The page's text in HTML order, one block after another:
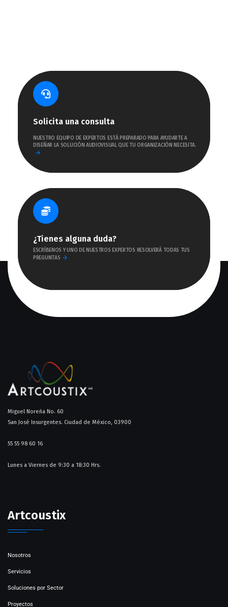
Solicita una consulta
NUESTRO EQUIPO DE EXPERTOS ESTÁ PREPARADO PARA AYUDARTE A
DISEÑAR LA SOLUCIÓN AUDIOVISUAL QUE TU ORGANIZACIÓN NECESITA.
¿Tienes alguna duda?
ESCRÍBENOS Y UNO DE NUESTROS EXPERTOS RESOLVERÁ TODAS TUS
PREGUNTAS
Miguel Noreña No. 60
San José Insurgentes. Ciudad de México, 03900
55 55 98 60 16​
Lunes a Viernes de 9:30 a 18:30 Hrs.
Artcoustix
Nosotros
Servicios
Soluciones por Sector
Proyectos